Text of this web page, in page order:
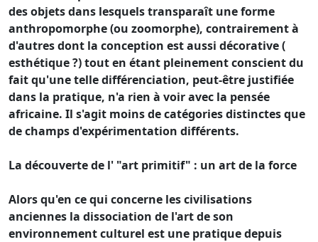
des objets dans lesquels transparaît une forme
anthropomorphe (ou zoomorphe), contrairement à
d'autres dont la conception est aussi décorative (
esthétique ?) tout en étant pleinement conscient du
fait qu'une telle différenciation, peut-être justifiée
dans la pratique, n'a rien à voir avec la pensée
africaine. Il s'agit moins de catégories distinctes que
de champs d'expérimentation différents.
La découverte de l' "art primitif" : un art de la force
Alors qu'en ce qui concerne les civilisations
anciennes la dissociation de l'art de son
environnement culturel est une pratique depuis